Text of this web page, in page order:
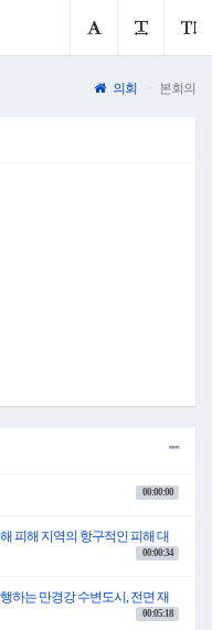
의회 본회의
00:00:00
피해 지역의 항구적인 피해 대
00:00:34
하는 만경강 수변도시, 전면 재
00:05:18